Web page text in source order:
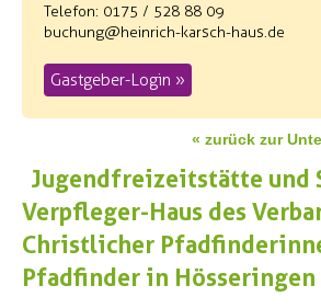
Telefon: 0175 / 528 88 09
buchung@heinrich-karsch-haus.de
Gastgeber-Login »
« zurück zur
Jugendfreizeitstätte und
Verpfleger-Haus des
Christlicher
Pfadfinder in Hösseringen